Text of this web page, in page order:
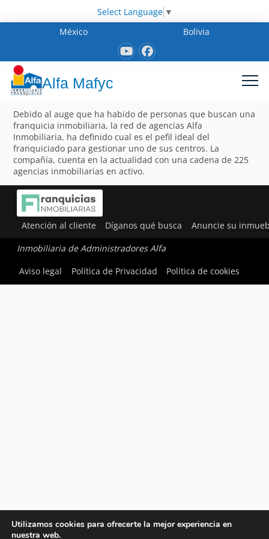
Select Language ▼
México
Bolivia
Alfa Mafyc
Debido al auge que ha habido de personas que buscan una
franquicia inmobiliaria, la red de agencias Alfa
Inmobiliaria, ha definido cual es el pefil ideal del
franquiciado para gestionar uno de sus centros. La
compañía, cuenta en la actualidad con una cadena de 225
agencias inmobiliarias en activo.
Atención al cliente Díganos qué busca Anuncie su
Inmobiliaria de Administradores Alfa
Aviso legal
Política de Privacidad Política de cookies
Utilizamos cookies para ofrecerte la mejor experiencia en
nuestra web.